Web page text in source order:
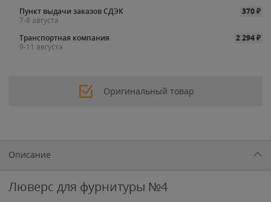
Пункт выдачи заказов СДЭК
370₽
7-8 августа
Транспортная компания
2 294₽
9-11 августа
Оригинальный товар
Описание
Люверс для фурнитуры №4